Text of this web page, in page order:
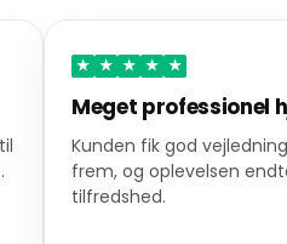
★ ★ ★ ★ ★
Meget professionel
Kunden fik god
frem, og oplevelsen
tilfredshed.